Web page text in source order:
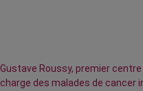
Gustave Roussy, premier
charge des malades de cancer